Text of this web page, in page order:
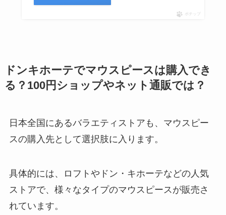
ポチップ
ドンキホーテでマウスピースは購入でき
る？100円ショップやネット通販では？
日本全国にあるバラエティストアも、マウスピー
スの購入先として選択肢に入ります。
具体的には、ロフトやドン・キホーテなどの人気
ストアで、様々なタイプのマウスピースが販売さ
れています。